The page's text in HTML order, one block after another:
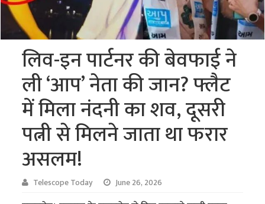
लिव-इन पार्टनर की बेवफाई ने
ली ‘आप’ नेता की जान? फ्लैट
में मिला नंदनी का शव, दूसरी
पत्नी से मिलने जाता था फरार
असलम!
Telescope Today June 26, 2026